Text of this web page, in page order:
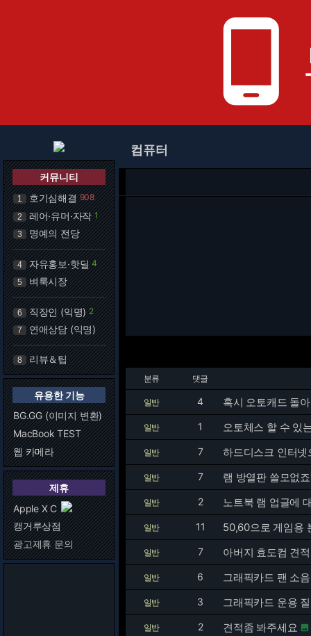
phone_android
커뮤니티
1 호기심해결 908
2 레어·유머·자작 1
3 명예의 전당
4 자유홍보·핫딜 4
5 벼룩시장
6 직장인 (익명) 2
7 연애상담 (익명)
8 리뷰＆팁
유용한 기능
BG.GG (이미지 변환)
MacBook TEST
웹 카메라
제휴
Apple X C
캥거루상점
광고제휴 문의
컴퓨터
분류 댓글
일반 4 혹시 오토캐드 돌
일반 1 오토체스 할 수 있
일반 7 하드디스크 인터넷
일반 7 램 방열판 쓸모없
일반 2 노트북 램 업글에
일반 11 50,60으로 게임용
일반 7 아버지 효도컴 견
일반 6 그래픽카드 팬 소
일반 3 그래픽카드 운용
일반 2 견적좀 봐주세요 